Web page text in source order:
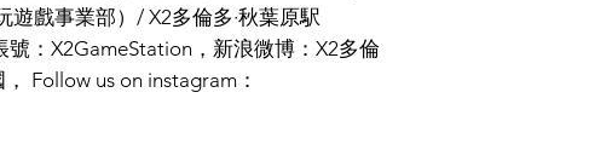
遊戲事業部）/ X2多倫多·秋葉原駅
號：X2GameStation，新浪微博：X2多倫
Follow us on instagram：